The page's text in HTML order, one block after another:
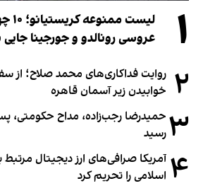
۱
عروسی رونالدو و جورجینا جایی
۲ خوابیدن زیر آسمان قاهره
۳ حمیدرضا رجب‌زاده، مداح حکومتی،
رسید
۴ آمریکا صرافی‌های ارز دیجیتال
اسلامی را تحریم کرد